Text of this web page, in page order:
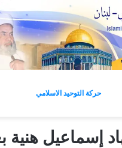
حركة التوحيد الاسلامي
إسماعيل هنية